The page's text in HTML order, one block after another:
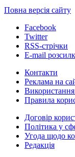
Повна версія сайту
Facebook
Twitter
RSS-стрічки
E-mail
Контакти
Реклама на
Використання
Правила
Договір
Політика у
Угода щодо
Редакція